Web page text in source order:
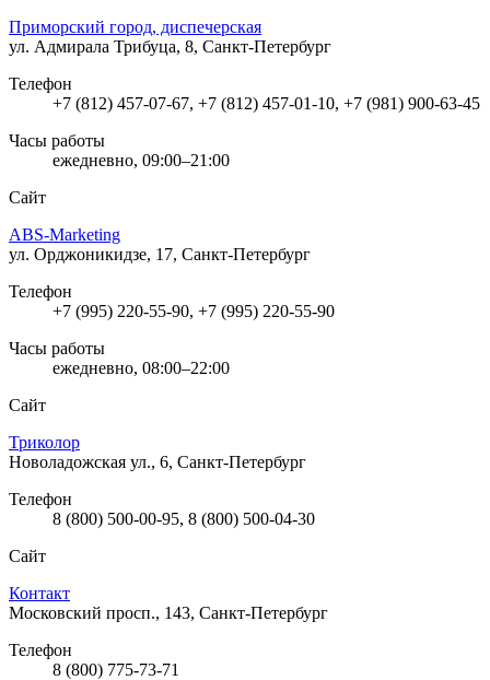
Приморский город, диспечерская
ул. Адмирала Трибуца, 8, Санкт-Петербург
Телефон
+7 (812) 457-07-67, +7 (812) 457-01-10, +7 (981) 900-63-45
Часы работы
ежедневно, 09:00–21:00
Сайт
ABS-Marketing
ул. Орджоникидзе, 17, Санкт-Петербург
Телефон
+7 (995) 220-55-90, +7 (995) 220-55-90
Часы работы
ежедневно, 08:00–22:00
Сайт
Триколор
Новоладожская ул., 6, Санкт-Петербург
Телефон
8 (800) 500-00-95, 8 (800) 500-04-30
Сайт
Контакт
Московский просп., 143, Санкт-Петербург
Телефон
8 (800) 775-73-71